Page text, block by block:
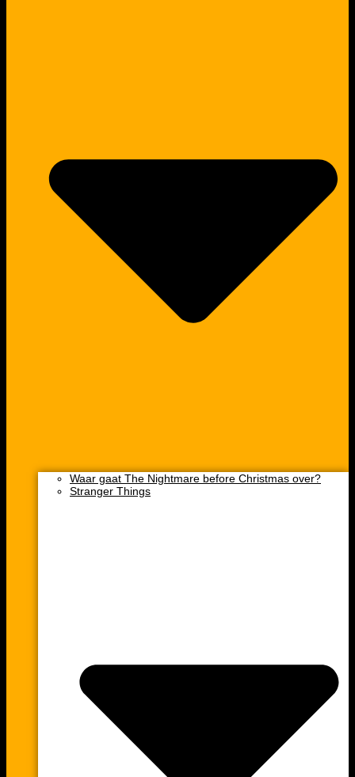
Waar gaat The Nightmare before Christmas over?
Stranger Things